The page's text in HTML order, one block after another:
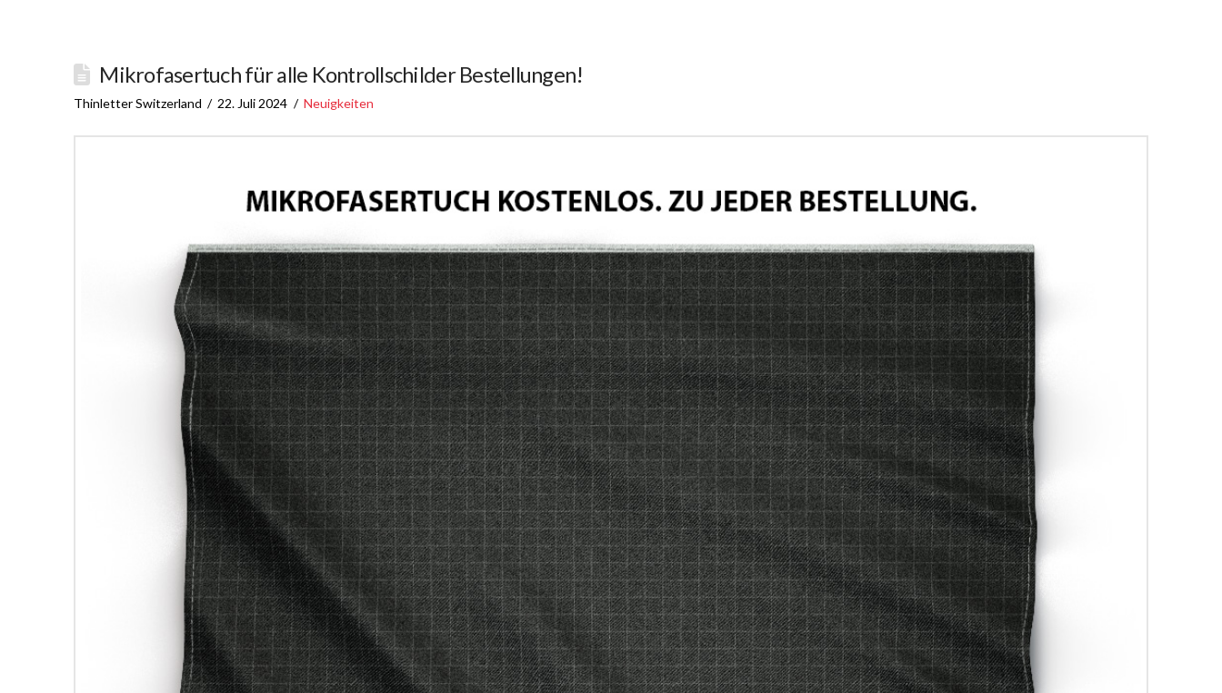
Mikrofasertuch für alle Kontrollschilder Bestellungen!
Thinletter Switzerland 22. Juli 2024 Neuigkeiten